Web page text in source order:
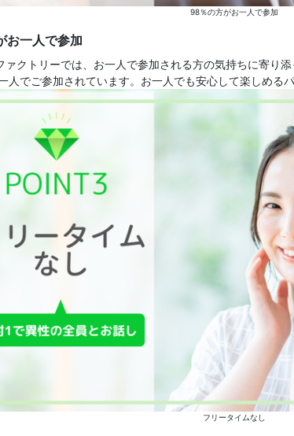
98％の方がお一人で参加
お一人で参加
ァクトリーでは、お一人で参加される方の気持ちに寄り
人でご参加されています。お一人でも安心して楽しめるパ
フリータイムなし